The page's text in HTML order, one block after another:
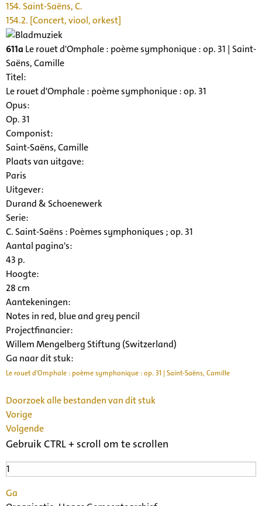
154. Saint-Saëns, C.
154.2. [Concert, viool, orkest]
611a Le rouet d'Omphale : poème symphonique : op. 31 | Saint-
Saëns, Camille
Titel:
Le rouet d'Omphale : poème symphonique : op. 31
Opus:
Op. 31
Componist:
Saint-Saëns, Camille
Plaats van uitgave:
Paris
Uitgever:
Durand & Schoenewerk
Serie:
C. Saint-Saëns : Poèmes symphoniques ; op. 31
Aantal pagina's:
43 p.
Hoogte:
28 cm
Aantekeningen:
Notes in red, blue and grey pencil
Projectfinancier:
Willem Mengelberg Stiftung (Switzerland)
Ga naar dit stuk:
Le rouet d'Omphale : poème symphonique : op. 31 | Saint-Saëns, Camille
Doorzoek alle bestanden van dit stuk
Vorige
Volgende
Gebruik CTRL + scroll om te scrollen
Ga